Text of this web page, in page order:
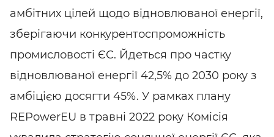
амбітних цілей щодо відновлюваної енергії,
зберігаючи конкурентоспроможність
промисловості ЄС. Йдеться про частку
відновлюваної енергії 42,5% до 2030 року з
амбіцією досягти 45%. У рамках плану
REPowerEU в травні 2022 року Комісія